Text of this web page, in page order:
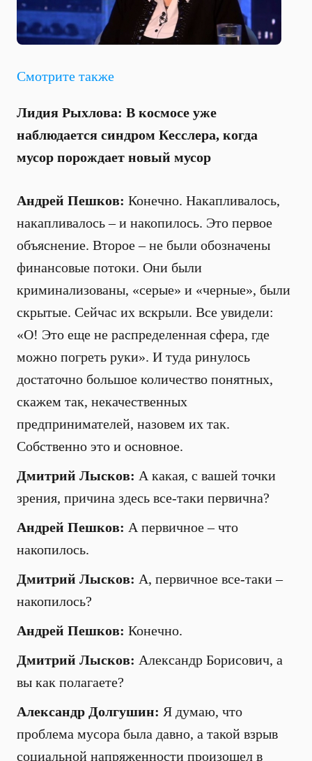
Смотрите также
Лидия Рыхлова: В космосе уже
наблюдается синдром Кесслера, когда
мусор порождает новый мусор
Андрей Пешков: Конечно. Накапливалось,
накапливалось – и накопилось. Это первое
объяснение. Второе – не были обозначены
финансовые потоки. Они были
криминализованы, «серые» и «черные», были
скрытые. Сейчас их вскрыли. Все увидели:
«О! Это еще не распределенная сфера, где
можно погреть руки». И туда ринулось
достаточно большое количество понятных,
скажем так, некачественных
предпринимателей, назовем их так.
Собственно это и основное.
Дмитрий Лысков: А какая, с вашей точки
зрения, причина здесь все-таки первична?
Андрей Пешков: А первичное – что
накопилось.
Дмитрий Лысков: А, первичное все-таки –
накопилось?
Андрей Пешков: Конечно.
Дмитрий Лысков: Александр Борисович, а
вы как полагаете?
Александр Долгушин: Я думаю, что
проблема мусора была давно, а такой взрыв
социальной напряженности произошел в